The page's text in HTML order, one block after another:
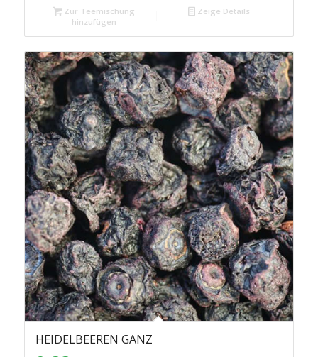
Zur Teemischung
hinzufügen
Zeige Details
HEIDELBEEREN GANZ